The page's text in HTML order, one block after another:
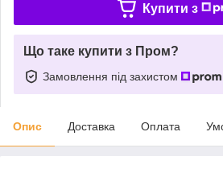
Купити з
Що таке купити з Пром?
Замовлення під захистом
Опис Доставка Оплата